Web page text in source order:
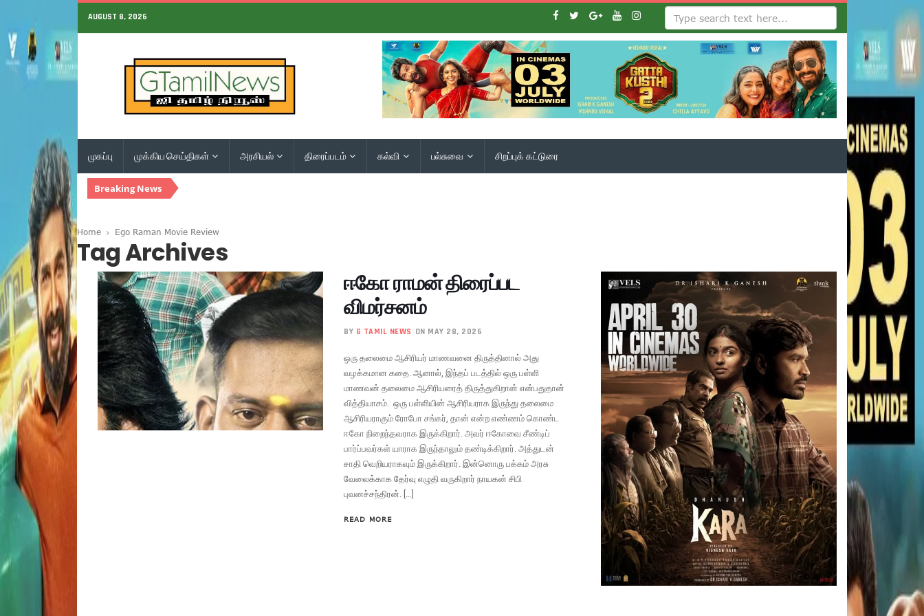
AUGUST 8, 2026
முகப்பு முக்கிய செய்திகள் அரசியல் திரைப்படம் கல்வி பல்சுவை சிறப்புக் கட்டுரை
Breaking News
Home Ego Raman Movie Review
Tag Archives
ஈகோ ராமன் திரைப்பட
விமர்சனம்
BY G TAMIL NEWS ON MAY 28, 2026
ஒரு தலைமை ஆசிரியர் மாணவனை திருத்தினால் அது
வழக்கமான கதை. ஆனால், இந்தப் படத்தில் ஒரு பள்ளி
மாணவன் தலைமை ஆசிரியரைத் திருத்துகிறான் என்பதுதான்
வித்தியாசம். ஒரு பள்ளியின் ஆசிரியராக இருந்து தலைமை
ஆசிரியராகும் ரோபோ சங்கர், தான் என்ற எண்ணம் கொண்ட
ஈகோ நிறைந்தவராக இருக்கிறார். அவர் ஈகோவை சீண்டிப்
பார்ப்பவர்கள் யாராக இருந்தாலும் தண்டிக்கிறார். அத்துடன்
சாதி வெறியராகவும் இருக்கிறார். இன்னொரு பக்கம் அரசு
வேலைக்காக தேர்வு எழுதி வருகிறார் நாயகன் சிபி
புவனச்சந்திரன். […]
READ MORE